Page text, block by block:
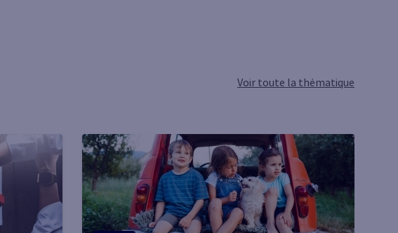
Voir toute la thématique